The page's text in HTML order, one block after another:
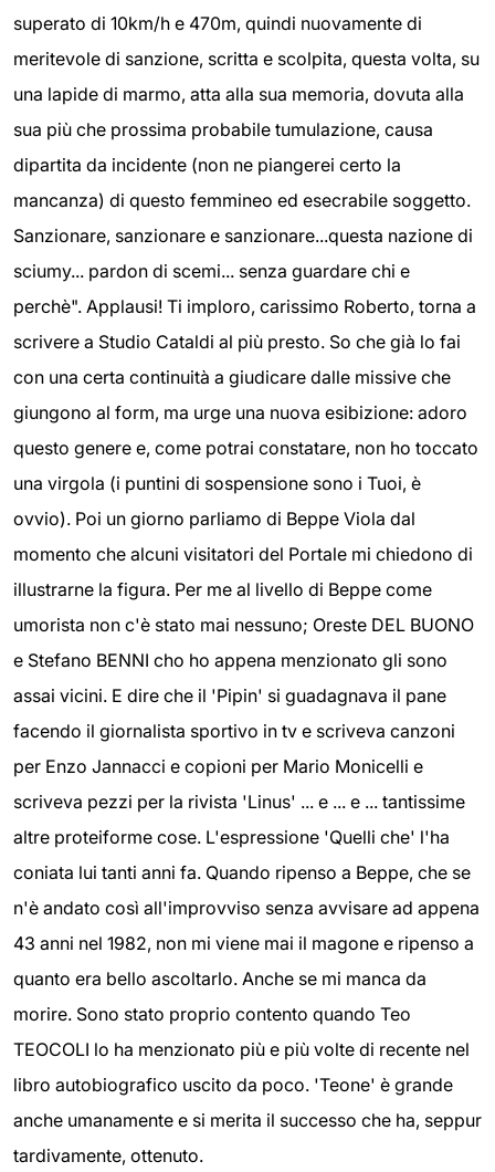
superato di 10km/h e 470m, quindi nuovamente di
meritevole di sanzione, scritta e scolpita, questa volta, su
una lapide di marmo, atta alla sua memoria, dovuta alla
sua più che prossima probabile tumulazione, causa
dipartita da incidente (non ne piangerei certo la
mancanza) di questo femmineo ed esecrabile soggetto.
Sanzionare, sanzionare e sanzionare...questa nazione di
sciumy... pardon di scemi... senza guardare chi e
perchè". Applausi! Ti imploro, carissimo Roberto, torna a
scrivere a Studio Cataldi al più presto. So che già lo fai
con una certa continuità a giudicare dalle missive che
giungono al form, ma urge una nuova esibizione: adoro
questo genere e, come potrai constatare, non ho toccato
una virgola (i puntini di sospensione sono i Tuoi, è
ovvio). Poi un giorno parliamo di Beppe Viola dal
momento che alcuni visitatori del Portale mi chiedono di
illustrarne la figura. Per me al livello di Beppe come
umorista non c'è stato mai nessuno; Oreste DEL BUONO
e Stefano BENNI cho ho appena menzionato gli sono
assai vicini. E dire che il 'Pipin' si guadagnava il pane
facendo il giornalista sportivo in tv e scriveva canzoni
per Enzo Jannacci e copioni per Mario Monicelli e
scriveva pezzi per la rivista 'Linus' ... e ... e ... tantissime
altre proteiforme cose. L'espressione 'Quelli che' l'ha
coniata lui tanti anni fa. Quando ripenso a Beppe, che se
n'è andato così all'improvviso senza avvisare ad appena
43 anni nel 1982, non mi viene mai il magone e ripenso a
quanto era bello ascoltarlo. Anche se mi manca da
morire. Sono stato proprio contento quando Teo
TEOCOLI lo ha menzionato più e più volte di recente nel
libro autobiografico uscito da poco. 'Teone' è grande
anche umanamente e si merita il successo che ha, seppur
tardivamente, ottenuto.